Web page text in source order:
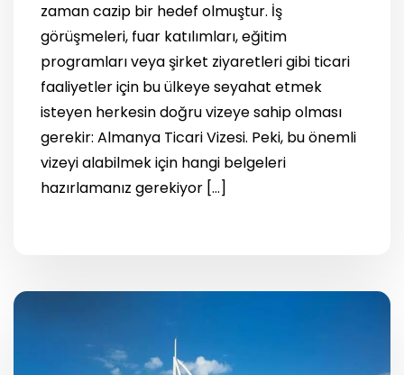
zaman cazip bir hedef olmuştur. İş
görüşmeleri, fuar katılımları, eğitim
programları veya şirket ziyaretleri gibi ticari
faaliyetler için bu ülkeye seyahat etmek
isteyen herkesin doğru vizeye sahip olması
gerekir: Almanya Ticari Vizesi. Peki, bu önemli
vizeyi alabilmek için hangi belgeleri
hazırlamanız gerekiyor […]